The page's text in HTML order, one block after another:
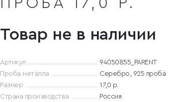
Товар не в наличии
Артикул
94050855_PARENT
Проба металла
Серебро, 925 проба
Размер
17,0 р.
Страна производства
Россия